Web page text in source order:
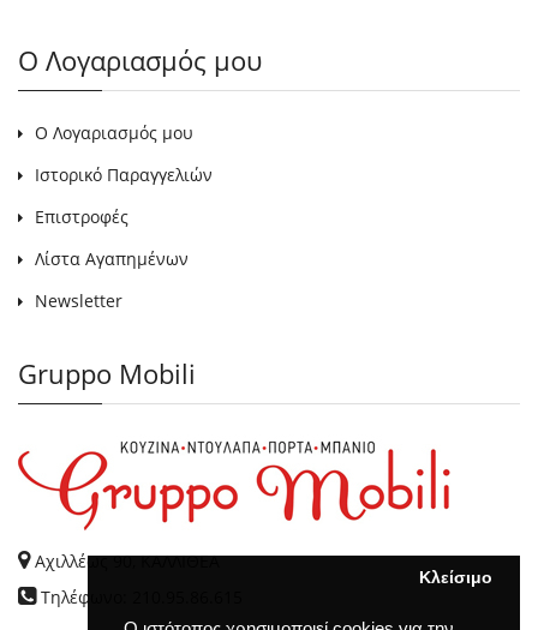
Κλείσιμο
Ο Λογαριασμός μου
Ο Λογαριασμός μου
Ιστορικό Παραγγελιών
Επιστροφές
Λίστα Αγαπημένων
Newsletter
Gruppo Mobili
Αχιλλέως 90, ΚΑΛΛΙΘΕΑ
Τηλέφωνο: 210.95.86.615